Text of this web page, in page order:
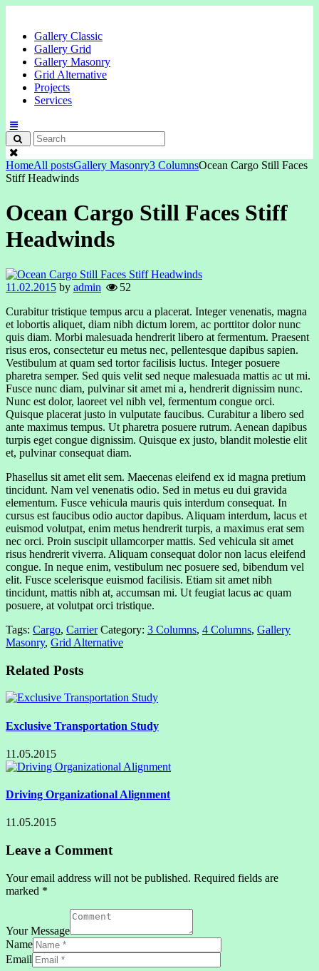
Gallery Classic
Gallery Grid
Gallery Masonry
Grid Alternative
Projects
Services
HomeAll postsGallery Masonry3 ColumnsOcean Cargo Still Faces
Stiff Headwinds
Ocean Cargo Still Faces Stiff
Headwinds
11.02.2015 by admin
52
Curabitur tristique tempus arcu a placerat. Integer venenatis, magna
et lobortis aliquet, diam nibh dictum lorem, ac porttitor dolor nunc
quis diam. Morbi malesuada hendrerit libero at fermentum. Praesent
risus eros, consectetur eu metus nec, pellentesque dapibus sapien.
Vestibulum at quam sed tortor facilisis luctus. Integer posuere
pharetra semper. Sed quis velit sed neque malesuada mattis ac ut mi.
Fusce nunc diam, pulvinar sit amet mi a, hendrerit dignissim nunc.
Nunc est dolor, laoreet vel nibh vel, fermentum congue orci.
Quisque placerat justo in vulputate faucibus. Curabitur a libero sed
ante maximus tempus. Ut pharetra posuere rutrum. Aenean dapibus
turpis eget congue dignissim. Quisque ex justo, blandit molestie elit
et, pulvinar consequat diam.
Phasellus sit amet elit sem. Maecenas eleifend ex id magna pretium
tincidunt. Nam vel venenatis odio. Sed in metus eu dui gravida
elementum. Fusce vehicula mauris quis interdum consequat. In
cursus est faucibus odio auctor dapibus. Aliquam interdum, lacus et
euismod volutpat, enim metus hendrerit turpis, a maximus erat sem
nec orci. Proin suscipit ullamcorper mattis. Sed vehicula sit amet
risus hendrerit viverra. Aliquam consequat dolor non lacus eleifend
congue. In neque enim, vestibulum nec posuere sed, bibendum vel
elit. Fusce scelerisque euismod facilisis. Etiam sit amet nibh
tincidunt, mattis nibh at, accumsan mi. Ut feugiat lacus ac quam
posuere, at volutpat orci tristique.
Tags: Cargo, Carrier Category: 3 Columns, 4 Columns, Gallery
Masonry, Grid Alternative
Related Posts
Exclusive Transportation Study
11.05.2015
Driving Organizational Alignment
11.05.2015
Leave a Comment
Your email address will not be published. Required fields are
marked *
Your Message
Name
Email